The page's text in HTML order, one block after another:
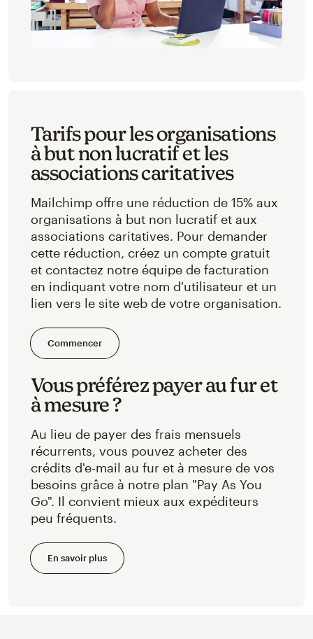
Tarifs pour les organisations
à but non lucratif et les
associations caritatives
Mailchimp offre une réduction de 15% aux
organisations à but non lucratif et aux
associations caritatives. Pour demander
cette réduction, créez un compte gratuit
et contactez notre équipe de facturation
en indiquant votre nom d'utilisateur et un
lien vers le site web de votre organisation.
Commencer
Vous préférez payer au fur et
à mesure ?
Au lieu de payer des frais mensuels
récurrents, vous pouvez acheter des
crédits d'e-mail au fur et à mesure de vos
besoins grâce à notre plan "Pay As You
Go". Il convient mieux aux expéditeurs
peu fréquents.
En savoir plus